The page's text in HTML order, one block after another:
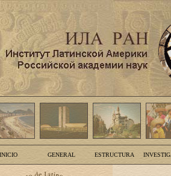
INICIO GENERAL ESTRUCTURA